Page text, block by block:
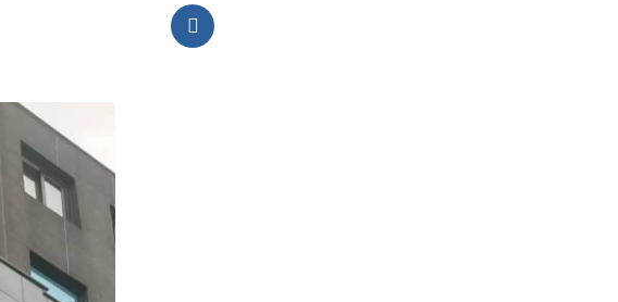
2023넥스트커머스 갤러리
2022년을 함께 해 주신 분들